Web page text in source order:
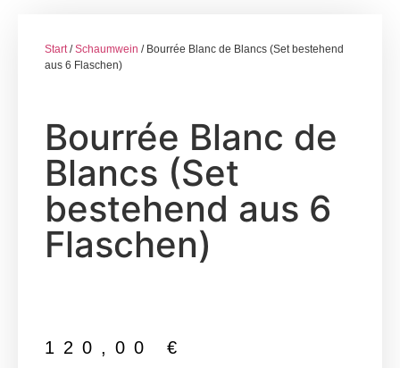
Start/Schaumwein / Bourrée Blanc de Blancs (Set bestehend
aus 6 Flaschen)
Bourrée Blanc de
Blancs (Set
bestehend aus 6
Flaschen)
120,00 €